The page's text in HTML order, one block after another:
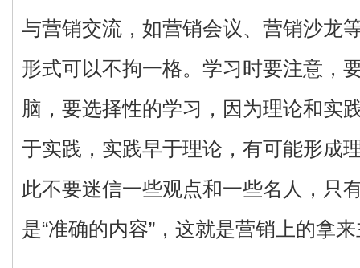
与营销交流，如营销会议、营销沙龙
形式可以不拘一格。学习时要注意，
脑，要选择性的学习，因为理论和实
于实践，实践早于理论，有可能形成
此不要迷信一些观点和一些名人，只
是“准确的内容”，这就是营销上的拿